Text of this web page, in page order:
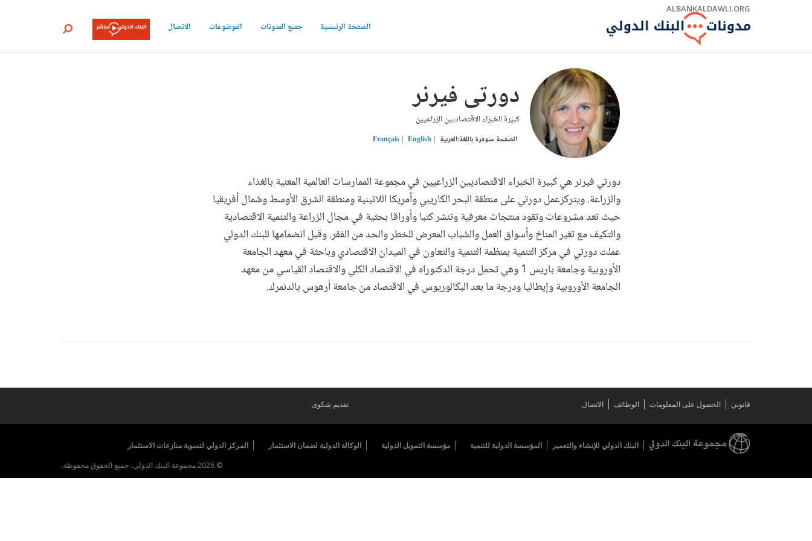
ALBANKALDAWLI.ORG
الصفحة الرئيسية جميع المدونات الموضوعات الاتصال بحث
دورتى فيرنر
كبيرة الخبراء الاقتصاديين الزراعيين
الصفحة متوفرة باللغة:العربية English
Français
دورتي فيرنر هي كبيرة الخبراء الاقتصاديين الزراعيين في مجموعة الممارسات العالمية المعنية بالغذاء
والزراعة. ويتركزعمل دورتي على منطقة البحر الكاريبي وأمريكا اللاتينية ومنطقة الشرق الأوسط وشمال أفريقيا
حيث تعد مشروعات وتقود منتجات معرفية وتنشر كتبا وأوراقا بحثية في مجال الزراعة والتنمية الاقتصادية
والتكيف مع تغير المناخ وأسواق العمل والشباب المعرض للخطر والحد من الفقر. وقبل انضمامها للبنك الدولي
عملت دورتي في مركز التنمية بمنظمة التنمية والتعاون في الميدان الاقتصادي وباحثة في معهد الجامعة
الأوروبية وجامعة باريس 1 وهي تحمل درجة الدكتوراه في الاقتصاد الكلي والاقتصاد القياسي من معهد
الجامعة الأوروبية وإيطاليا ودرجة ما بعد البكالوريوس في الاقتصاد من جامعة أرهوس بالدنمرك.
قانوني الحصول على المعلومات الوظائف الاتصال تقديم شكوى
البنك الدولي للإنشاء والتعمير المؤسسة الدولية للتنمية مؤسسة التمويل الدولية الوكالة الدولية لضمان الاستثمار
المركز الدولي لتسوية منازعات الاستثمار
© 2026 مجموعة البنك الدولي، جميع الحقوق محفوظة.